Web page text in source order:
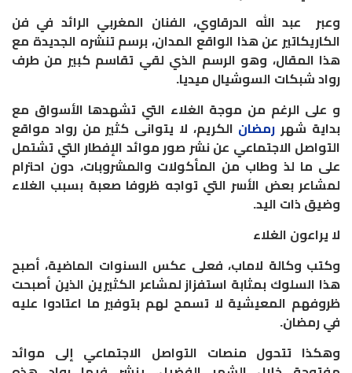
وعبر عبد الله الدرقاوي، الفنان المغربي الرائد في فن
الكاريكاتير عن هذا الواقع المدان، برسم تنشره الجديدة مع
هذا المقال، وهو الرسم الذي لقي تقاسم كبير من طرف
رواد شبكات السوشيال ميديا.
و على الرغم من موجة الغلاء التي تشهدها الأسواق مع
بداية شهر رمضان الكريم، لا يتوانى كثير من رواد مواقع
التواصل الاجتماعي عن نشر صور موائد الإفطار التي تشتمل
على ما لذ وطاب من المأكولات والمشروبات، دون احترام
لمشاعر بعض الأسر التي تواجه ظروفا صعبة بسبب الغلاء
وضيق ذات اليد.
لا يراعون الغلاء
وكتب وكالة لاماب، فعلى عكس السنوات الماضية، أصبح
هذا السلوك بمثابة استفزاز لمشاعر الكثيرين الذين أصبحت
ظروفهم المعيشية لا تسمح لهم بتوفير ما اعتادوا عليه
في رمضان.
وهكذا تتحول منصات التواصل الاجتماعي إلى موائد